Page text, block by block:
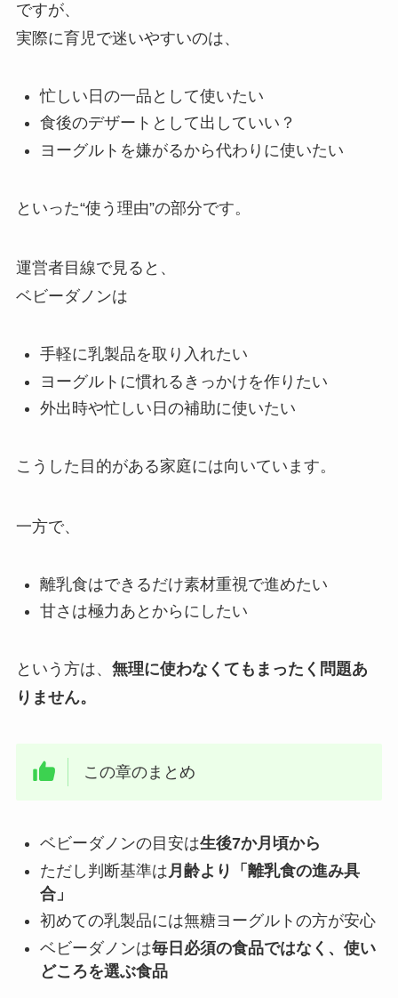
ですが、
実際に育児で迷いやすいのは、
忙しい日の一品として使いたい
食後のデザートとして出していい？
ヨーグルトを嫌がるから代わりに使いたい
といった“使う理由”の部分です。
運営者目線で見ると、
ベビーダノンは
手軽に乳製品を取り入れたい
ヨーグルトに慣れるきっかけを作りたい
外出時や忙しい日の補助に使いたい
こうした目的がある家庭には向いています。
一方で、
離乳食はできるだけ素材重視で進めたい
甘さは極力あとからにしたい
という方は、 無理に使わなくてもまったく問題あ
りません。
この章のまとめ
ベビーダノンの目安は生後7か月頃から
ただし判断基準は 月齢より「離乳食の進み具
合」
初めての乳製品には無糖ヨーグルトの方が安心
ベビーダノンは毎日必須の食品ではなく、使い
どころを選ぶ食品